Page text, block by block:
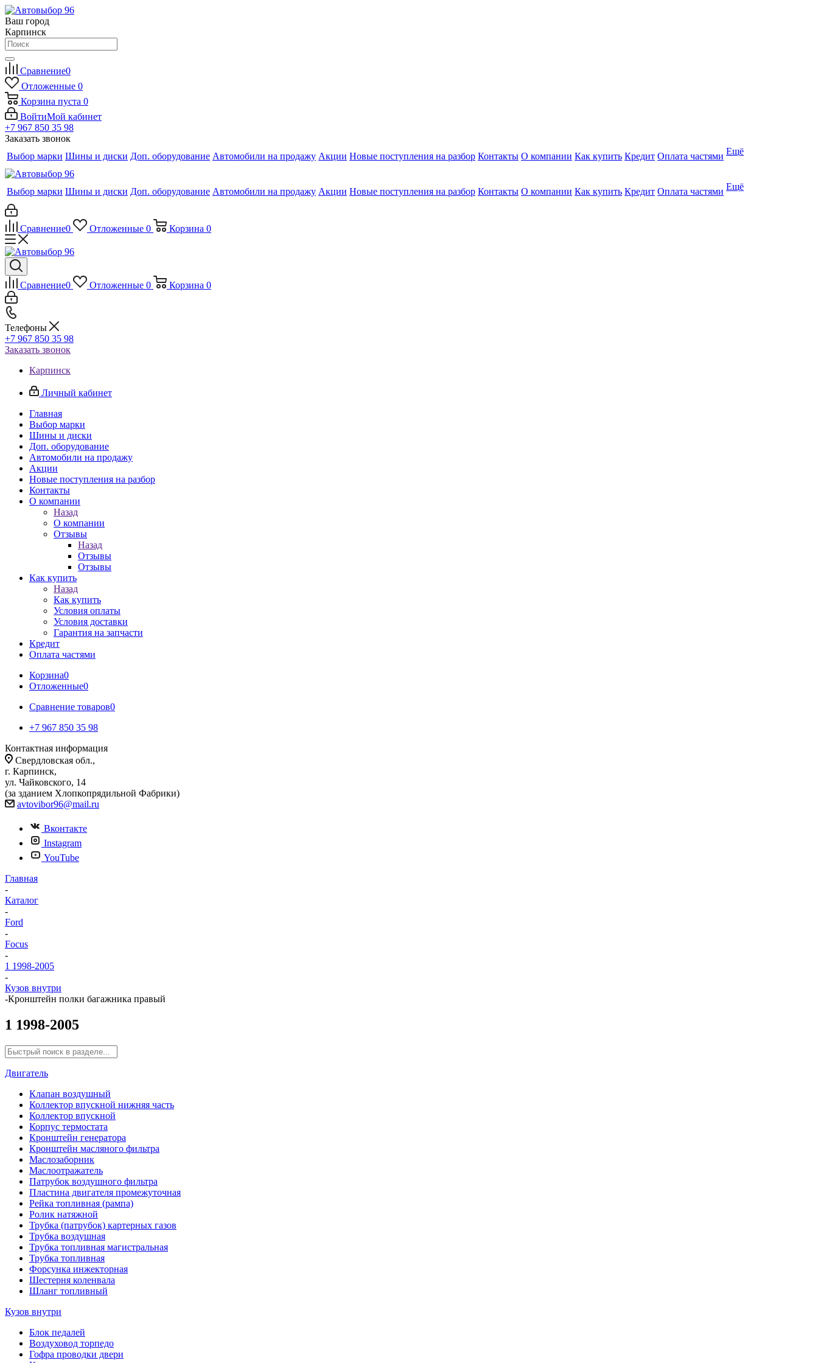
Ваш город
Карпинск
Сравнение0
Отложенные 0
Корзина пуста 0
ВойтиМой кабинет
+7 967 850 35 98
Заказать звонок
Выбор марки Шины и диски Доп. оборудование Автомобили на продажу Акции Новые поступления на разбор Контакты О компании Как купить Кредит Оплата частями Ещё
Выбор марки Шины и диски Доп. оборудование Автомобили на продажу Акции Новые поступления на разбор Контакты О компании Как купить Кредит Оплата частями Ещё
Сравнение0 Отложенные 0 Корзина 0
Сравнение0 Отложенные 0 Корзина 0
Телефоны
+7 967 850 35 98
Заказать звонок
Карпинск
Личный кабинет
Главная
Выбор марки
Шины и диски
Доп. оборудование
Автомобили на продажу
Акции
Новые поступления на разбор
Контакты
О компании
Назад
О компании
Отзывы
Назад
Отзывы
Отзывы
Как купить
Назад
Как купить
Условия оплаты
Условия доставки
Гарантия на запчасти
Кредит
Оплата частями
Корзина0
Отложенные0
Сравнение товаров0
+7 967 850 35 98
Контактная информация
Свердловская обл.,
г. Карпинск,
ул. Чайковского, 14
(за зданием Хлопкопрядильной Фабрики)
avtovibor96@mail.ru
Вконтакте
Instagram
YouTube
Главная
-
Каталог
-
Ford
-
Focus
-
1 1998-2005
-
Кузов внутри
-Кронштейн полки багажника правый
1 1998-2005
Двигатель
Клапан воздушный
Коллектор впускной нижняя часть
Коллектор впускной
Корпус термостата
Кронштейн генератора
Кронштейн масляного фильтра
Маслозаборник
Маслоотражатель
Патрубок воздушного фильтра
Пластина двигателя промежуточная
Рейка топливная (рампа)
Ролик натяжной
Трубка (патрубок) картерных газов
Трубка воздушная
Трубка топливная магистральная
Трубка топливная
Форсунка инжекторная
Шестерня коленвала
Шланг топливный
Кузов внутри
Блок педалей
Воздуховод торпедо
Гофра проводки двери